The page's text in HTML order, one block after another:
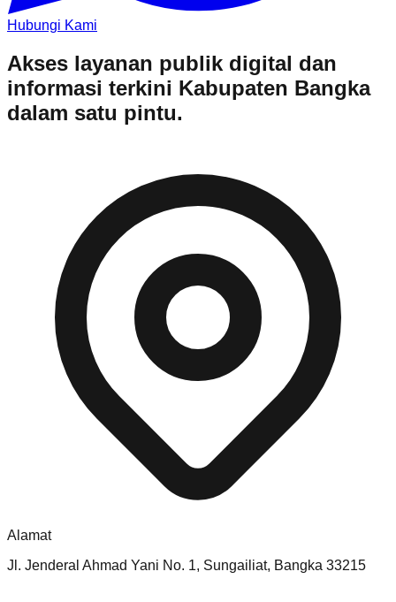
Hubungi Kami
Akses layanan publik digital dan
informasi terkini Kabupaten Bangka
dalam satu pintu.
Alamat
Jl. Jenderal Ahmad Yani No. 1, Sungailiat, Bangka 33215